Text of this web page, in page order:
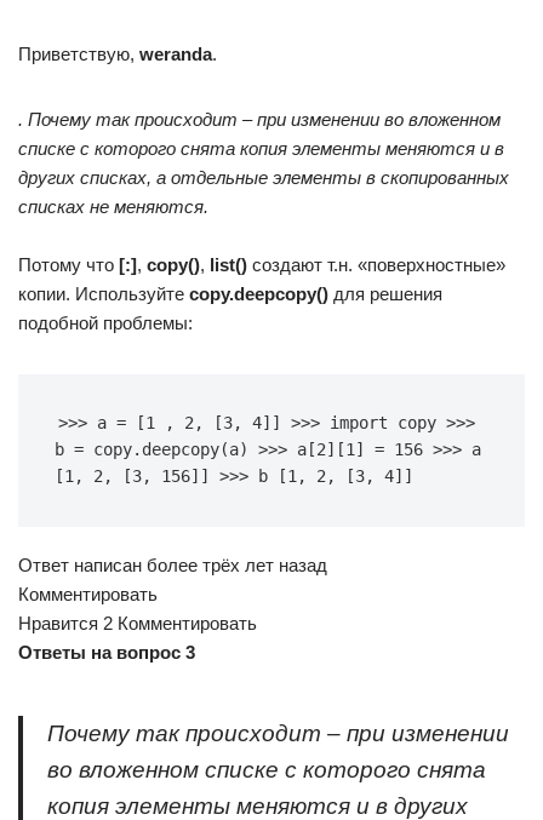
Приветствую, weranda.
. Почему так происходит – при изменении во вложенном
списке с которого снята копия элементы меняются и в
других списках, а отдельные элементы в скопированных
списках не меняются.
Потому что [:], copy(), list() создают т.н. «поверхностные»
копии. Используйте copy.deepcopy() для решения
подобной проблемы:
>>> a = [1 , 2, [3, 4]] >>> import copy >>>
b = copy.deepcopy(a) >>> a[2][1] = 156 >>> a
[1, 2, [3, 156]] >>> b [1, 2, [3, 4]]
Ответ написан более трёх лет назад
Комментировать
Нравится 2 Комментировать
Ответы на вопрос 3
Почему так происходит – при изменении
во вложенном списке с которого снята
копия элементы меняются и в других